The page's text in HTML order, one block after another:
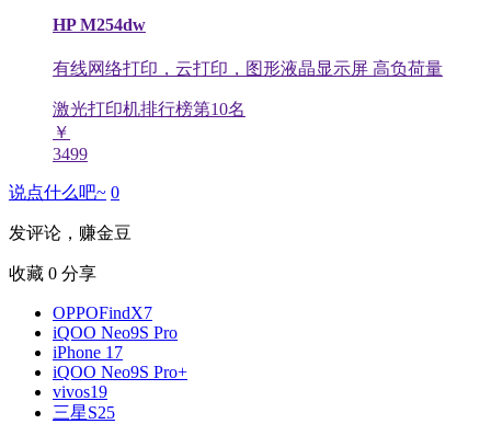
HP M254dw
有线网络打印，云打印，图形液晶显示屏 高负荷量
激光打印机排行榜第10名
￥
3499
说点什么吧~ 0
发评论，赚金豆
收藏 0 分享
OPPOFindX7
iQOO Neo9S Pro
iPhone 17
iQOO Neo9S Pro+
vivos19
三星S25